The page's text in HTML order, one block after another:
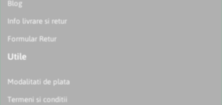
Blog
Info livrare si retur
Formular Retur
Utile
Modalitati de plata
Termeni si conditii